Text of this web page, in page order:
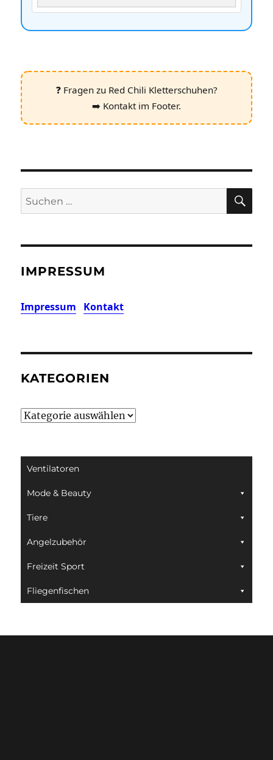
❓ Fragen zu Red Chili Kletterschuhen?
➡️ Kontakt im Footer.
Suchen
nach:
IMPRESSUM
Impressum Kontakt
KATEGORIEN
Kategorien
Ventilatoren
Mode & Beauty
Tiere
Angelzubehör
Freizeit Sport
Fliegenfischen